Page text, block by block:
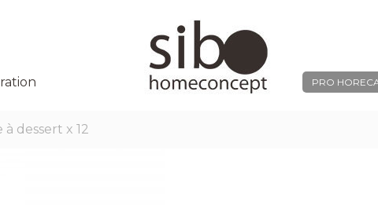
PRO
à dessert x 12